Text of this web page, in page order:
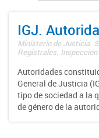
IGJ.
Ministerio de Justicia.
Registrales.
Autoridades
General de Justicia
tipo de sociedad a la
de género de la